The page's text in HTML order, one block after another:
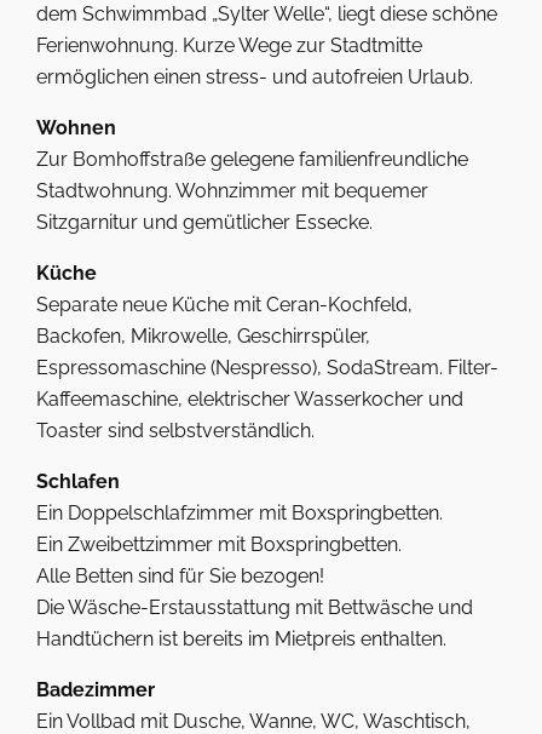
dem Schwimmbad „Sylter Welle“, liegt diese schöne
Ferienwohnung. Kurze Wege zur Stadtmitte
ermöglichen einen stress- und autofreien Urlaub.
Wohnen
Zur Bomhoffstraße gelegene familienfreundliche
Stadtwohnung. Wohnzimmer mit bequemer
Sitzgarnitur und gemütlicher Essecke.
Küche
Separate neue Küche mit Ceran-Kochfeld,
Backofen, Mikrowelle, Geschirrspüler,
Espressomaschine (Nespresso), SodaStream. Filter-
Kaffeemaschine, elektrischer Wasserkocher und
Toaster sind selbstverständlich.
Schlafen
Ein Doppelschlafzimmer mit Boxspringbetten.
Ein Zweibettzimmer mit Boxspringbetten.
Alle Betten sind für Sie bezogen!
Die Wäsche-Erstausstattung mit Bettwäsche und
Handtüchern ist bereits im Mietpreis enthalten.
Badezimmer
Ein Vollbad mit Dusche, Wanne, WC, Waschtisch,